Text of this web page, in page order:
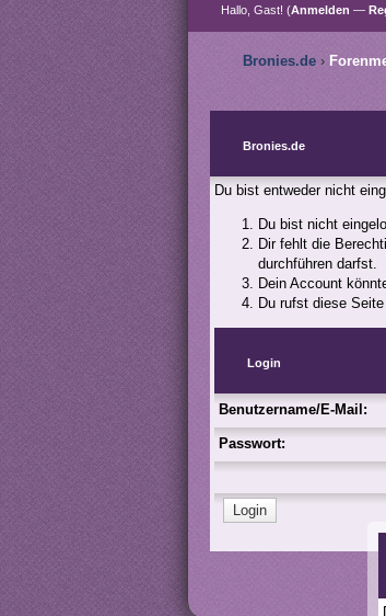
Hallo, Gast! (Anmelden —
Bronies.de ›
Bronies.de
Du bist entweder nicht
Du bist nicht
Dir fehlt die
durchführen darfst.
Dein Account
Du rufst diese
Login
Benutzername/E-Mail:
Passwort: